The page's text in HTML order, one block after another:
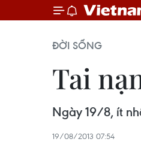
ĐỜI SỐNG
Tai
Ngày 19/8, ít
19/08/2013 07:54